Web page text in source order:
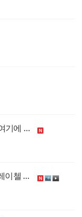
한국의 민주화신화는 호남에 개신교 교회가 많다... 여기에 진정한 신자 있겠지 하는 착각이 근본 문제였다.
공유된 가치 없이 자유 사회가 생존할 수 있을까? | 레이첼 콘(센터 포 인디펜던트 스타디스 유튜브)--한마디로, 호주 보수우파 지성인 채널